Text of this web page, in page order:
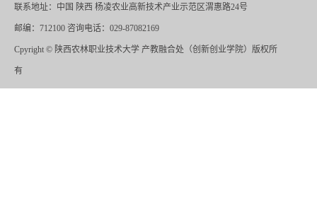
联系地址：中国 陕西 杨凌农业高新技术产业示范区渭惠路24号
邮编：712100 咨询电话：029-87082169
Cpyright © 陕西农林职业技术大学 产教融合处（创新创业学院）版权所
有